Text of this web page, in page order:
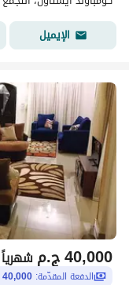
الإيميل
ج.م40,000 شهرياً
الدفعة المقدّمة: 40,000 ج.م